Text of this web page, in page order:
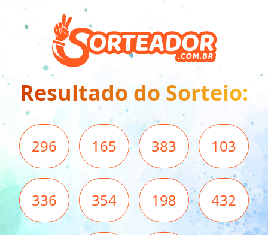
Resultado do Sorteio:
296 165 383 103
336 354 198 432